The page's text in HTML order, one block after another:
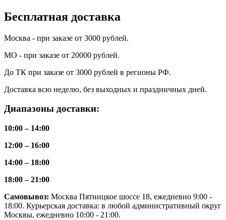
Бесплатная доставка
Москва - при заказе от 3000 рублей.
МО - при заказе от 20000 рублей.
До ТК при заказе от 3000 рублей в регионы РФ.
Доставка всю неделю, без выходных и праздничных дней.
Диапазоны доставки:
10:00 – 14:00
12:00 – 16:00
14:00 – 18:00
18:00 – 21:00
Самовывоз: Москва Пятницкое шоссе 18, ежедневно 9:00 -
18:00. Курьерская доставка: в любой административный округ
Москвы, ежедневно 10:00 - 21:00.